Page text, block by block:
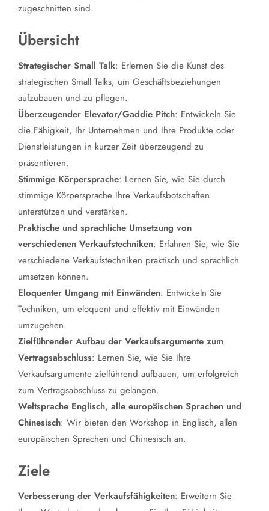
zugeschnitten sind.
Übersicht
Strategischer Small Talk: Erlernen Sie die Kunst des
strategischen Small Talks, um Geschäftsbeziehungen
aufzubauen und zu pflegen.
Überzeugender Elevator/Gaddie Pitch: Entwickeln Sie
die Fähigkeit, Ihr Unternehmen und Ihre Produkte oder
Dienstleistungen in kurzer Zeit überzeugend zu
präsentieren.
Stimmige Körpersprache: Lernen Sie, wie Sie durch
stimmige Körpersprache Ihre Verkaufsbotschaften
unterstützen und verstärken.
Praktische und sprachliche Umsetzung von
verschiedenen Verkaufstechniken: Erfahren Sie, wie Sie
verschiedene Verkaufstechniken praktisch und sprachlich
umsetzen können.
Eloquenter Umgang mit Einwänden: Entwickeln Sie
Techniken, um eloquent und effektiv mit Einwänden
umzugehen.
Zielführender Aufbau der Verkaufsargumente zum
Vertragsabschluss: Lernen Sie, wie Sie Ihre
Verkaufsargumente zielführend aufbauen, um erfolgreich
zum Vertragsabschluss zu gelangen.
Weltsprache Englisch, alle europäischen Sprachen und
Chinesisch: Wir bieten den Workshop in Englisch, allen
europäischen Sprachen und Chinesisch an.
Ziele
Verbesserung der Verkaufsfähigkeiten: Erweitern Sie